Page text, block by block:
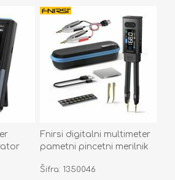
Fnirsi digitalni multimeter
pametni pincetni merilnik
Šifra: 1350046